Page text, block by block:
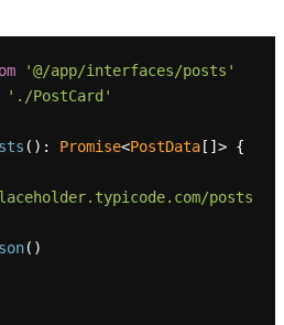
'@/app/interfaces/posts'
'./PostCard'
( ): Promise<PostData[]> {
posts
()